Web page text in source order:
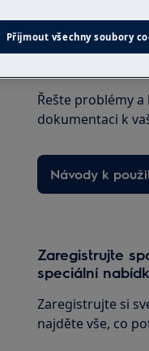
Řešte problémy
dokumentaci k
Návody k
Zaregistrujte
speciální
Zaregistrujte si
najděte vše, co
Přijmout všechny soubory